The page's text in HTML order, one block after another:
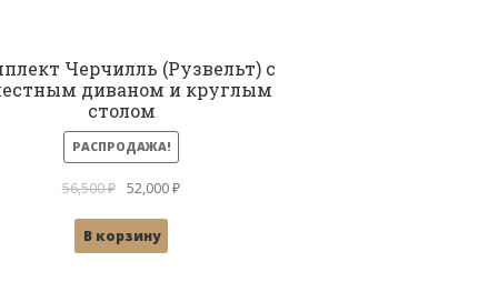
Черчилль (Рузвельт) с
диваном и круглым
столом
РАСПРОДАЖА!
56,500₽
Первоначальная
составляла
52,000₽Текущая
В корзину